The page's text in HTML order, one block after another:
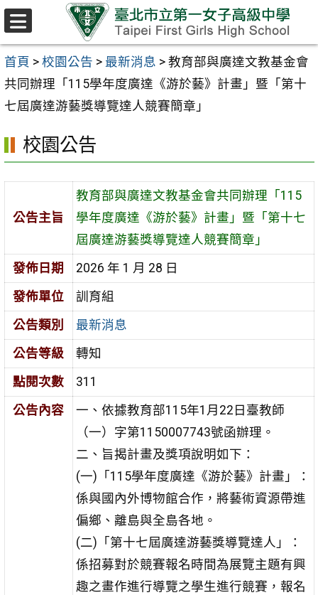
跳至主要內容區
首頁 > 校園公告 > 最新消息 > 教育部與廣達文教基金會
共同辦理「115學年度廣達《游於藝》計畫」暨「第十
七屆廣達游藝獎導覽達人競賽簡章」
校園公告
公告主旨
教育部與廣達文教基金會共同辦理「115
學年度廣達《游於藝》計畫」暨「第十七
屆廣達游藝獎導覽達人競賽簡章」
發佈日期
2026 年 1 月 28 日
發佈單位
訓育組
公告類別
最新消息
公告等級
轉知
點閱次數
311
公告內容
一、依據教育部115年1月22日臺教師
（一）字第1150007743號函辦理。
二、旨揭計畫及獎項說明如下：
(一)「115學年度廣達《游於藝》計畫」：
係與國內外博物館合作，將藝術資源帶進
偏鄉、離島與全島各地。
(二)「第十七屆廣達游藝獎導覽達人」：
係招募對於競賽報名時間為展覽主題有興
趣之畫作進行導覽之學生進行競賽，報名
選
單